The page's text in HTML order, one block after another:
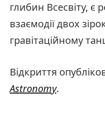
глибин Всесвіту, є
взаємодії двох
гравітаційному
Відкриття
Astronomy.